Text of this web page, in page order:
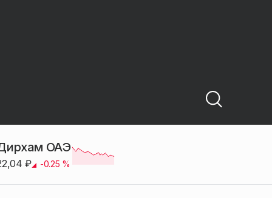
ОАЭ
₽ -0.25 %